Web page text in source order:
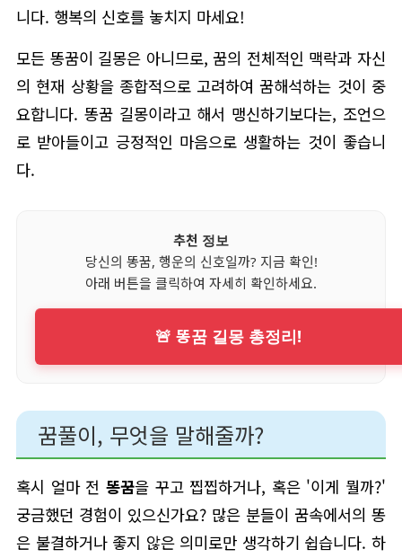
니다. 행복의 신호를 놓치지 마세요!
모든 똥꿈이 길몽은 아니므로, 꿈의 전체적인 맥락과 자신
의 현재 상황을 종합적으로 고려하여 꿈해석하는 것이 중
요합니다. 똥꿈 길몽이라고 해서 맹신하기보다는, 조언으
로 받아들이고 긍정적인 마음으로 생활하는 것이 좋습니
다.
추천 정보
당신의 똥꿈, 행운의 신호일까? 지금 확인!
아래 버튼을 클릭하여 자세히 확인하세요.
🚨 똥꿈 길몽 총정리!
꿈풀이, 무엇을 말해줄까?
혹시 얼마 전 똥꿈을 꾸고 찝찝하거나, 혹은 '이게 뭘까?'
궁금했던 경험이 있으신가요? 많은 분들이 꿈속에서의 똥
은 불결하거나 좋지 않은 의미로만 생각하기 쉽습니다. 하